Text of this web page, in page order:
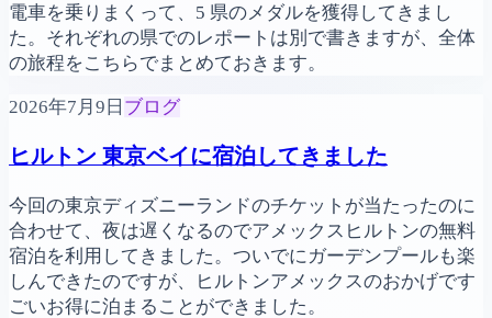
電車を乗りまくって、5 県のメダルを獲得してきまし
た。それぞれの県でのレポートは別で書きますが、全体
の旅程をこちらでまとめておきます。
2026年7月9日 ブログ
ヒルトン 東京ベイに宿泊してきました
今回の東京ディズニーランドのチケットが当たったのに
合わせて、夜は遅くなるのでアメックスヒルトンの無料
宿泊を利用してきました。ついでにガーデンプールも楽
しんできたのですが、ヒルトンアメックスのおかげです
ごいお得に泊まることができました。